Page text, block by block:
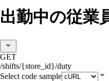
出勤中の従業
GET
/shifts/{store_id}/duty
Select code sample